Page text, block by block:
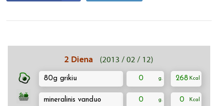
2 Diena (2013 / 02 / 12)
80g grikiu 0 268
mineralinis vanduo 0 0